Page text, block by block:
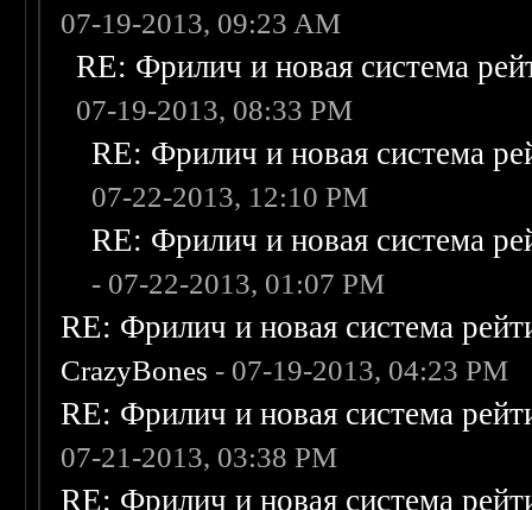
07-19-2013, 09:23 AM
RE: Фрилич и новая система
07-19-2013, 08:33 PM
RE: Фрилич и новая система
07-22-2013, 12:10 PM
RE: Фрилич и новая система
- 07-22-2013, 01:07 PM
RE: Фрилич и новая система
CrazyBones - 07-19-2013, 04:23 PM
RE: Фрилич и новая система
07-21-2013, 03:38 PM
RE: Фрилич и новая система